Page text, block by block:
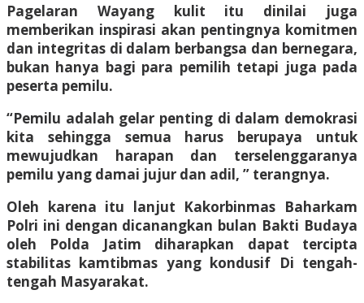
Pagelaran Wayang kulit itu dinilai juga
memberikan inspirasi akan pentingnya komitmen
dan integritas di dalam berbangsa dan bernegara,
bukan hanya bagi para pemilih tetapi juga pada
peserta pemilu.
“Pemilu adalah gelar penting di dalam demokrasi
kita sehingga semua harus berupaya untuk
mewujudkan harapan dan terselenggaranya
pemilu yang damai jujur dan adil, ” terangnya.
Oleh karena itu lanjut Kakorbinmas Baharkam
Polri ini dengan dicanangkan bulan Bakti Budaya
oleh Polda Jatim diharapkan dapat tercipta
stabilitas kamtibmas yang kondusif Di tengah-
tengah Masyarakat.